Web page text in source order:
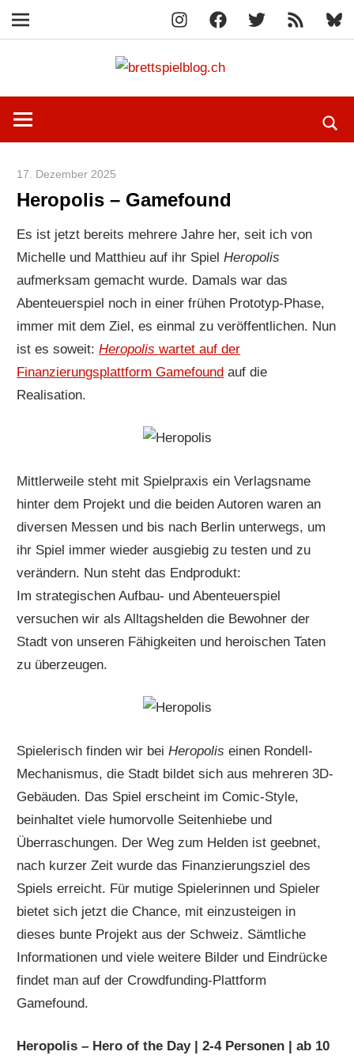
InstagramFacebook
X
RSS-
Feed
Navigation
springen
erfährst
mehr!
17. Dezember 2025
Heropolis – Gamefound
Es ist jetzt bereits mehrere Jahre her, seit ich von
Michelle und Matthieu auf ihr SpielHeropolis
aufmerksam gemacht wurde. Damals war das
Abenteuerspiel noch in einer frühen Prototyp-Phase,
immer mit dem Ziel, es einmal zu veröffentlichen. Nun
ist es soweit:Heropoliswartet auf der
Finanzierungsplattform Gamefound auf die
Realisation.
Mittlerweile steht mit Spielpraxis ein Verlagsname
hinter dem Projekt und die beiden Autoren waren an
diversen Messen und bis nach Berlin unterwegs, um
ihr Spiel immer wieder ausgiebig zu testen und zu
verändern. Nun steht das Endprodukt:
Im strategischen Aufbau- und Abenteuerspiel
versuchen wir als Alltagshelden die Bewohner der
Stadt von unseren Fähigkeiten und heroischen Taten
zu überzeugen.
Spielerisch finden wir beiHeropolis einen Rondell-
Mechanismus, die Stadt bildet sich aus mehreren 3D-
Gebäuden. Das Spiel erscheint im Comic-Style,
beinhaltet viele humorvolle Seitenhiebe und
Überraschungen. Der Weg zum Helden ist geebnet,
nach kurzer Zeit wurde das Finanzierungsziel des
Spiels erreicht. Für mutige Spielerinnen und Spieler
bietet sich jetzt die Chance, mit einzusteigen in
dieses bunte Projekt aus der Schweiz. Sämtliche
Informationen und viele weitere Bilder und Eindrücke
findet man auf der Crowdfunding-Plattform
Gamefound.
Heropolis – Hero of the Day | 2-4 Personen | ab 10